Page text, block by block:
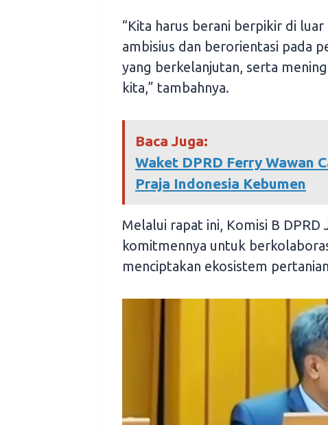
“Kita harus berani berpikir di
ambisius dan berorientasi pada
yang berkelanjutan, serta
kita,” tambahnya.
Baca Juga:
Waket DPRD Ferry Wawan
Praja Indonesia Kebumen
Melalui rapat ini, Komisi B DPRD
komitmennya untuk
menciptakan ekosistem